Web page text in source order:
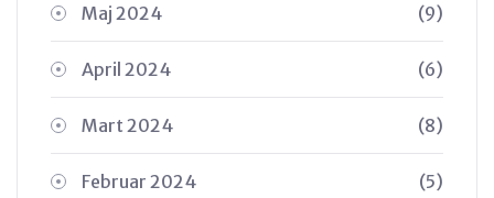
Maj 2024 (9)
April 2024 (6)
Mart 2024 (8)
Februar 2024 (5)